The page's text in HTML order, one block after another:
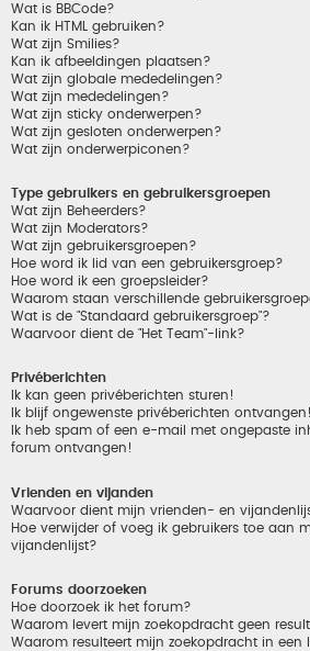
Wat is BBCode?
Kan ik HTML gebruiken?
Wat zijn Smilies?
Kan ik afbeeldingen plaatsen?
Wat zijn globale mededelingen?
Wat zijn mededelingen?
Wat zijn sticky onderwerpen?
Wat zijn gesloten onderwerpen?
Wat zijn onderwerpiconen?
Type gebruikers en gebruikersgroepen
Wat zijn Beheerders?
Wat zijn Moderators?
Wat zijn gebruikersgroepen?
Hoe word ik lid van een gebruikersgroep?
Hoe word ik een groepsleider?
Waarom staan verschillende
Wat is de "Standaard gebruikersgroep"?
Waarvoor dient de "Het Team"-link?
Privéberichten
Ik kan geen privéberichten sturen!
Ik blijf ongewenste privéberichten ontvangen!
Ik heb spam of een e-mail met ongepaste
forum ontvangen!
Vrienden en vijanden
Waarvoor dient mijn vrienden- en
Hoe verwijder of voeg ik gebruikers toe aan
vijandenlijst?
Forums doorzoeken
Hoe doorzoek ik het forum?
Waarom levert mijn zoekopdracht geen
Waarom resulteert mijn zoekopdracht in een